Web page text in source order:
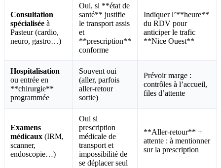
Consultation
spécialisée à
Pasteur (cardio,
neuro, gastro…)
Oui, si **état de
santé** justifie
le transport assis
et
**prescription**
conforme
Indiquer l’**heure**
du RDV pour
anticiper le trafic
**Nice Ouest**
Hospitalisation
ou entrée en
**chirurgie**
programmée
Souvent oui
(aller, parfois
aller-retour
sortie)
Prévoir marge :
contrôles à l’accueil,
files d’attente
Examens
médicaux (IRM,
scanner,
endoscopie…)
Oui si
prescription
médicale de
transport et
impossibilité de
se déplacer seul
**Aller-retour** +
attente : à mentionner
sur la prescription